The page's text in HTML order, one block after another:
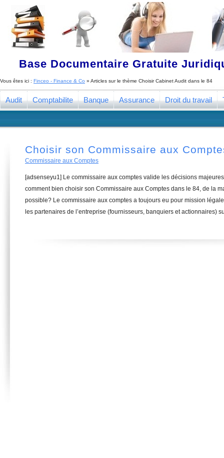
Base Documentaire Gratuite
Vous êtes ici : Finceo - Finance & Co » Articles sur le thème Choisir Cabinet Audit dans le 84
Audit Comptabilite Banque Assurance Droit du travail
Choisir son Commissaire aux
Commissaire aux Comptes
[adsenseyu1] Le commissaire aux comptes valide les décisions
comment bien choisir son Commissaire aux Comptes dans le 84, de la
possible? Le commissaire aux comptes a toujours eu pour mission
les partenaires de l’entreprise (fournisseurs, banquiers et actionnaires)